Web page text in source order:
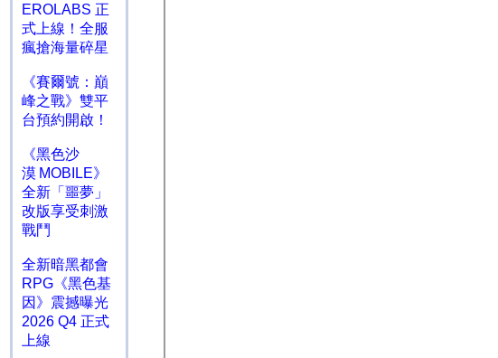
EROLABS 正
式上線！全服
瘋搶海量碎星
《賽爾號：巔
峰之戰》雙平
台預約開啟！
《黑色沙
漠 MOBILE》
全新「噩夢」
改版享受刺激
戰鬥
全新暗黑都會
RPG《黑色基
因》震撼曝光
2026 Q4 正式
上線